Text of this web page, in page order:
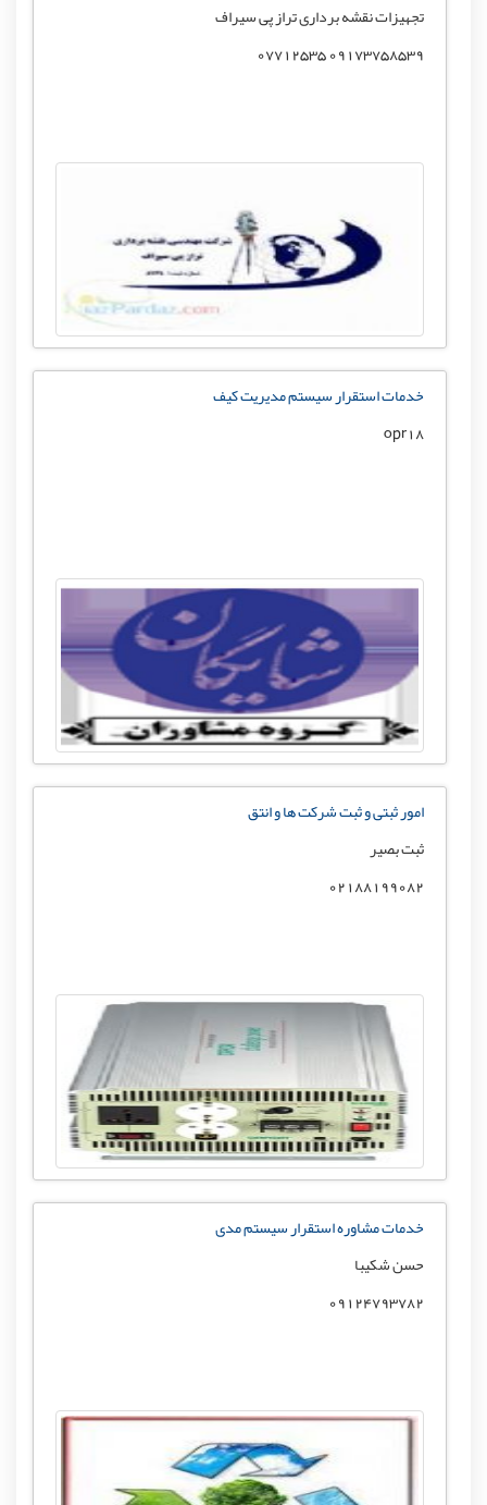
تجهیزات نقشه برداری تراز پی سیراف
09173758539 07712535
خدمات استقرار سیستم مدیریت کیف
opr18
امور ثبتی و ثبت شرکت ها و انتق
ثبت بصیر
02188199082
خدمات مشاوره استقرار سیستم مدی
حسن شکیبا
09124793782